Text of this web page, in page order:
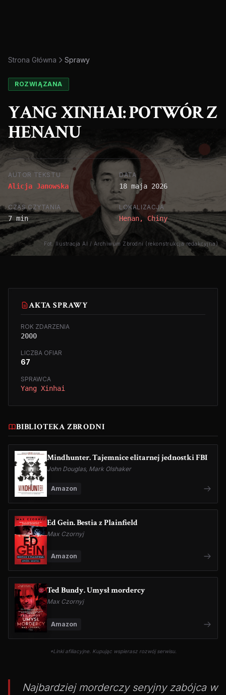
Fot. Ilustracja AI / Archiwum Zbrodni (rekonstrukcja redakcyjna)
Strona Główna Sprawy
ROZWIĄZANA
YANG XINHAI: POTWÓR Z
HENANU
AUTOR TEKSTU
Alicja Janowska
DATA
18 maja 2026
CZAS CZYTANIA
7 min
LOKALIZACJA
Henan, Chiny
AKTA SPRAWY
ROK ZDARZENIA
2000
LICZBA OFIAR
67
SPRAWCA
Yang Xinhai
BIBLIOTEKA ZBRODNI
Mindhunter. Tajemnice elitarnej jednostki FBI
John Douglas, Mark Olshaker
Amazon
Ed Gein. Bestia z Plainfield
Max Czornyj
Amazon
Ted Bundy. Umysł mordercy
Max Czornyj
Amazon
*Linki afiliacyjne. Kupując wspierasz rozwój serwisu.
Najbardziej morderczy seryjny zabójca w